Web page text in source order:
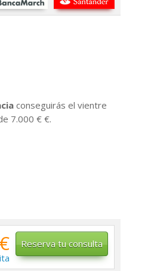
conseguirás el vientre
7.000 € €.
Reserva tu consulta